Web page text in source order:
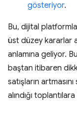
gösteriyor.
Bu, dijital
üst düzey kararlar
anlamına geliyor.
baştan itibaren
satışların
alındığı